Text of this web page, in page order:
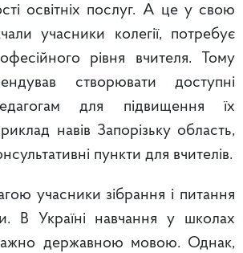
освітніх послуг. А це у свою
учасники колегії, потребує
рівня вчителя. Тому
створювати доступні
для підвищення їх
навів Запорізьку область,
пункти для вчителів.
учасники зібрання і питання
В Україні навчання у школах
державною мовою. Однак,